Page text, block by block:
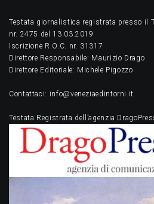
Testata giornalistica registrata presso il
nr. 2475 del 13.03.2019
Iscrizione R.O.C. nr. 31317
Direttore Responsabile: Maurizio Drago
Direttore Editoriale: Michele Pigozzo
Contattaci: info@veneziaedintorni.it
Testata Registrata dell’agenzia